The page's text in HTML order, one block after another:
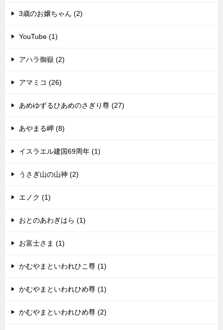
3歳のお嬢ちゃん (2)
YouTube (1)
アハラ御嶽 (2)
アマミコ (26)
あめゆずるひあめのさぎり尊 (27)
あやまる岬 (8)
イスラエル建国69周年 (1)
うさぎ山の山神 (2)
エノク (1)
おとのあわぎはら (1)
お富士さま (1)
かむやまといわれひこ尊 (1)
かむやまといわれひめ尊 (1)
かむやまといわれひめ尊 (2)